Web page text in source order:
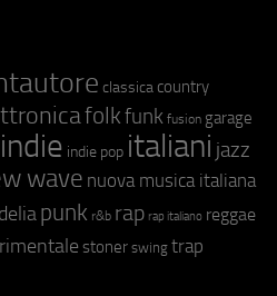
classica country
folkfunk fusion garage
indie indie pop italiani jazz
wave nuova musica italiana
punk r&b rap rap italiano reggae
stoner swing trap